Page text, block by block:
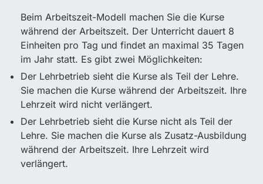
Beim Arbeitszeit-Modell machen Sie die Kurse
während der Arbeitszeit. Der Unterricht dauert 8
Einheiten pro Tag und findet an maximal 35 Tagen
im Jahr statt. Es gibt zwei Möglichkeiten:
Der Lehrbetrieb sieht die Kurse als Teil der Lehre.
Sie machen die Kurse während der Arbeitszeit. Ihre
Lehrzeit wird nicht verlängert.
Der Lehrbetrieb sieht die Kurse nicht als Teil der
Lehre. Sie machen die Kurse als Zusatz-Ausbildung
während der Arbeitszeit. Ihre Lehrzeit wird
verlängert.